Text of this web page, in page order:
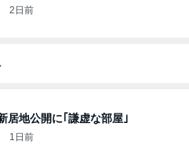
2日前
居地公開に｢謙虚な部屋｣
1日前